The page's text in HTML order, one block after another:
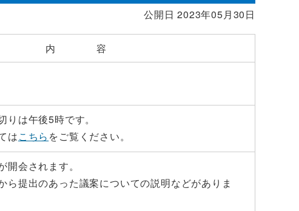
公開日 2023年05月30日
内 容
りは午後5時です。
はこちら をご覧ください。
開会されます。
ら提出のあった議案についての説明などがありま